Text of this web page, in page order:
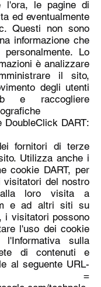
l'ora, le pagine di
ed eventualmente
Questi non sono
informazione che
Lo
è analizzare
il sito,
degli utenti
e raccogliere
DoubleClick DART:
fornitori di terze
Utilizza anche i
cookie DART, per
visitatori del nostro
loro visita a
e ad altri siti su
i visitatori possono
l'uso dei cookie
l'Informativa sulla
di contenuti e
al seguente URL-
=